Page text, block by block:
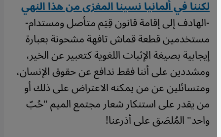
لكننا في ألمانيا نسينا المغزى من هذا النهي
-الهادف إلى إقامة قانون قِيَم متأصل ومستدام-
مستخدمين قطعة قماش تافهة مشحونة بعبارة
إيجابية بصيغة الإثبات اللغوية كتعبير عن الخير،
ومشددين على أننا فقط ندافع عن حقوق الإنسان،
ومتسائلين عن من يمكنه الاعتراض على ذلك أو
من يقدر على استنكار شعار مجتمع الميم "حُبّ
واحد" المُلصَق على أذرعنا!